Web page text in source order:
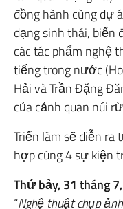
đồng hành cùng dự
dạng sinh thái, biến
các tác phẩm nghệ
tiếng trong nước
Hải và Trần Đặng
của cảnh quan núi
Triển lãm sẽ diễn
hợp cùng 4 sự kiện
Thứ bảy, 31 tháng
“Nghệ thuật chụp